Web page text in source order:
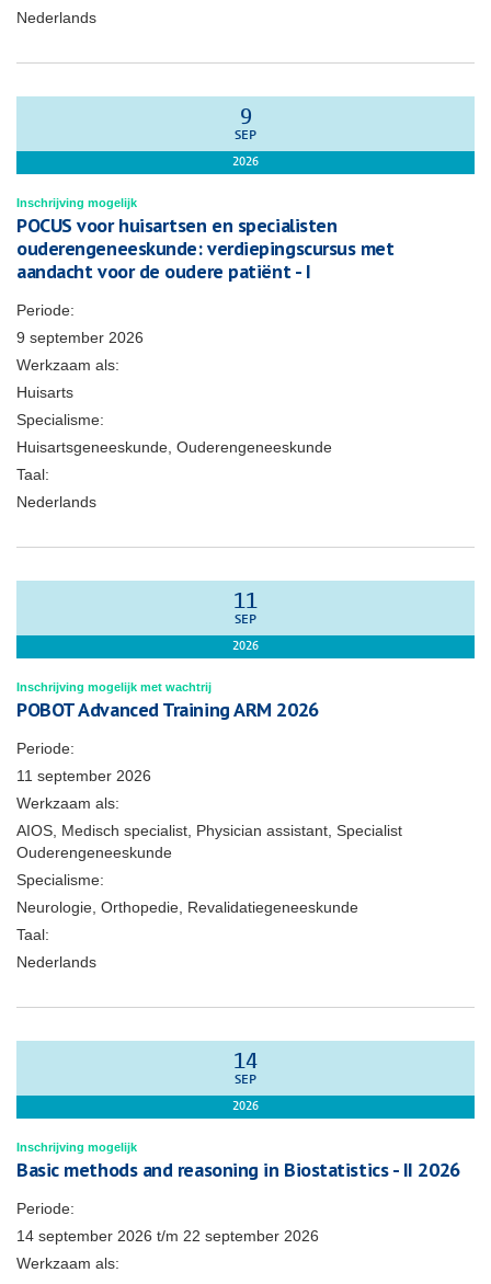
Nederlands
9
SEP
2026
Inschrijving mogelijk
POCUS voor huisartsen en specialisten
ouderengeneeskunde: verdiepingscursus met
aandacht voor de oudere patiënt - I
Periode:
9 september 2026
Werkzaam als:
Huisarts
Specialisme:
Huisartsgeneeskunde, Ouderengeneeskunde
Taal:
Nederlands
11
SEP
2026
Inschrijving mogelijk met wachtrij
POBOT Advanced Training ARM 2026
Periode:
11 september 2026
Werkzaam als:
AIOS, Medisch specialist, Physician assistant, Specialist
Ouderengeneeskunde
Specialisme:
Neurologie, Orthopedie, Revalidatiegeneeskunde
Taal:
Nederlands
14
SEP
2026
Inschrijving mogelijk
Basic methods and reasoning in Biostatistics - II 2026
Periode:
14 september 2026 t/m 22 september 2026
Werkzaam als: